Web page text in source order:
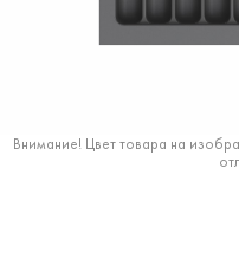
Внимание! Цвет товара на